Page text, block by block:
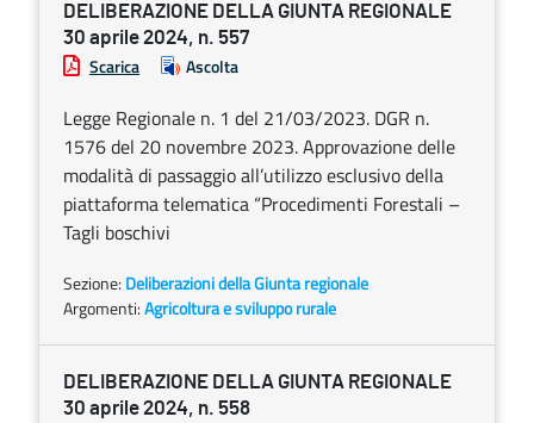
DELIBERAZIONE DELLA GIUNTA REGIONALE
30 aprile 2024, n. 557
Scarica Ascolta
Legge Regionale n. 1 del 21/03/2023. DGR n.
1576 del 20 novembre 2023. Approvazione delle
modalità di passaggio all’utilizzo esclusivo della
piattaforma telematica “Procedimenti Forestali –
Tagli boschivi
Sezione: Deliberazioni della Giunta regionale
Argomenti:Agricoltura e sviluppo rurale
DELIBERAZIONE DELLA GIUNTA REGIONALE
30 aprile 2024, n. 558